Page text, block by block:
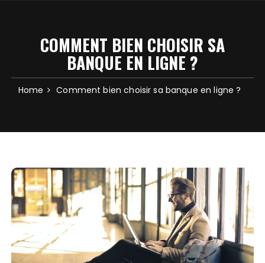
COMMENT BIEN CHOISIR SA
BANQUE EN LIGNE ?
Home Comment bien choisir sa banque en ligne ?